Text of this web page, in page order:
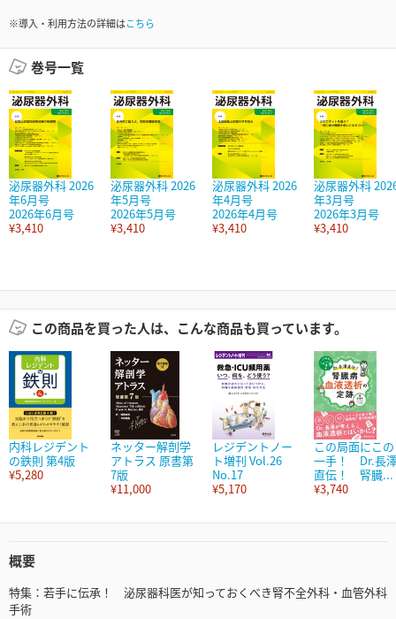
※導入・利用方法の詳細はこちら
巻号一覧
泌尿器外科 2026
年6月号
2026年6月号
¥3,410
泌尿器外科 2026
年5月号
2026年5月号
¥3,410
泌尿器外科 2026
年4月号
2026年4月号
¥3,410
泌尿器外科
年3月号
2026年3月号
¥3,410
この商品を買った人は、こんな商品も買っています。
内科レジデント
の鉄則 第4版
¥5,280
ネッター解剖学
アトラス 原書第
7版
¥11,000
レジデントノー
ト増刊 Vol.26
No.17
¥5,170
この局面にこの
一手！ Dr.長
直伝！ 腎臓...
¥3,740
概要
特集：若手に伝承！ 泌尿器科医が知っておくべき腎不全外科・血管外科
手術